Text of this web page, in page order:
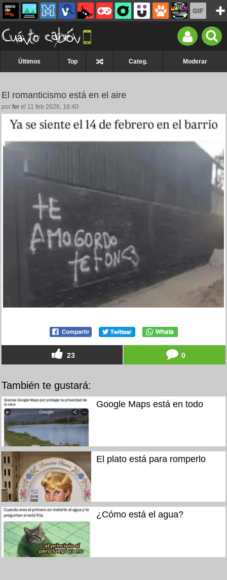
Últimos Top Categ. Moderar
El romanticismo está en el aire
por fer el 11 feb 2026, 16:40
23 0
También te gustará:
Google Maps está en todo
El plato está para romperlo
¿Cómo está el agua?